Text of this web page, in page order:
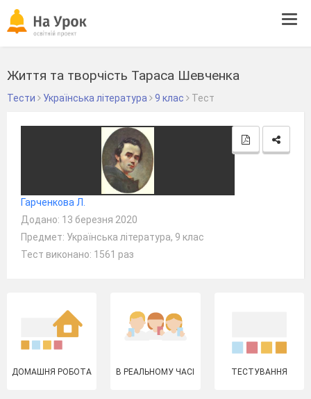
Життя та творчість Тараса Шевченка
Тести Українська література 9 клас Тест
Гарченкова Л.
Додано: 13 березня 2020
Предмет: Українська література, 9 клас
Тест виконано: 1561 раз
ДОМАШНЯ РОБОТА В РЕАЛЬНОМУ ЧАСІ ТЕСТУВАННЯ